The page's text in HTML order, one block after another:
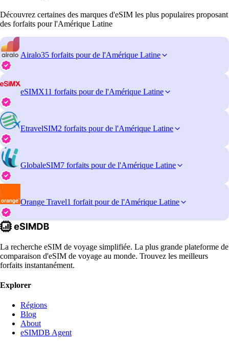
Découvrez certaines des marques d'eSIM les plus populaires proposant
des forfaits pour l'Amérique Latine
Airalo35 forfaits pour de l'Amérique Latine
eSIMX11 forfaits pour de l'Amérique Latine
EtravelSIM2 forfaits pour de l'Amérique Latine
GlobaleSIM7 forfaits pour de l'Amérique Latine
Orange Travel1 forfait pour de l'Amérique Latine
La recherche eSIM de voyage simplifiée. La plus grande plateforme de
comparaison d'eSIM de voyage au monde. Trouvez les meilleurs
forfaits instantanément.
Explorer
Régions
Blog
About
eSIMDB Agent